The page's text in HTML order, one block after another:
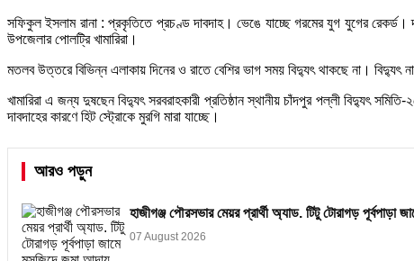
সফিকুল ইসলাম রানা : প্রকৃতিতে প্রচণ্ড দাবদাহ। ভেঙে যাচ্ছে গরমের যুগ যুগের রেকর্ড।
উপজেলার পোলট্রি খামারিরা।
মতলব উত্তরে বিভিন্ন এলাকায় দিনের ও রাতে বেশির ভাগ সময় বিদ্যুৎ থাকছে না। বিদ্যুৎ না
খামারিরা এ জন্য দুষছেন বিদ্যুৎ সরবরাহকারী প্রতিষ্ঠান স্থানীয় চাঁদপুর পল্লী বিদ্যুৎ
দাবদাহের কারণে হিট স্ট্রোকে মুরগি মারা যাচ্ছে।
আরও পড়ুন
হাজীগঞ্জ পৌরসভার মেয়র প্রার্থী অ্যাড. টিটু টোরাগড় পূর্বপাড়া
07 August 2026